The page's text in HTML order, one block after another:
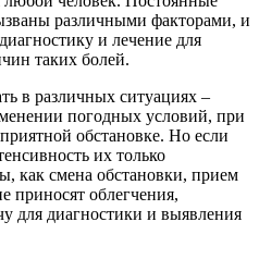
различными факторами, и
и лечение для
таких болей.
в различных ситуациях –
погодных условий, при
обстановке. Но если
их только
как смена обстановки, прием
приносят облегчения,
для диагностики и выявления